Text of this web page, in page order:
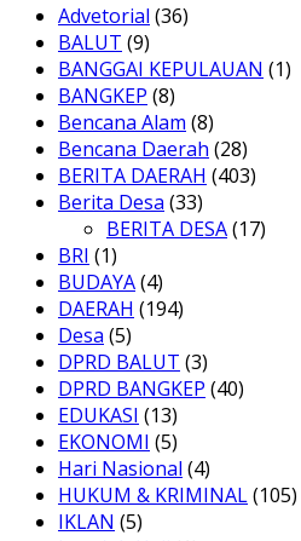
Advetorial (36)
BALUT (9)
BANGGAI KEPULAUAN (1)
BANGKEP (8)
Bencana Alam (8)
Bencana Daerah (28)
BERITA DAERAH (403)
Berita Desa (33)
BERITA DESA(17)
BRI (1)
BUDAYA(4)
DAERAH (194)
Desa (5)
DPRD BALUT (3)
DPRD BANGKEP (40)
EDUKASI (13)
EKONOMI (5)
Hari Nasional (4)
HUKUM & KRIMINAL(105)
IKLAN (5)